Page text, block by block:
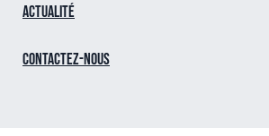
Actualité
Contactez-nous